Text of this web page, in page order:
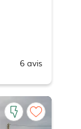
6 avis